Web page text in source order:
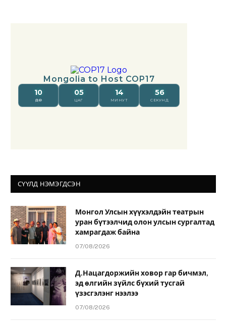
СҮҮЛД НЭМЭГДСЭН
Монгол Улсын хүүхэлдэйн театрын
уран бүтээлчид олон улсын сургалтад
хамрагдаж байна
07/08/2026
Д.Нацагдоржийн ховор гар бичмэл,
эд өлгийн зүйлс бүхий тусгай
үзэсгэлэнг нээлээ
07/08/2026